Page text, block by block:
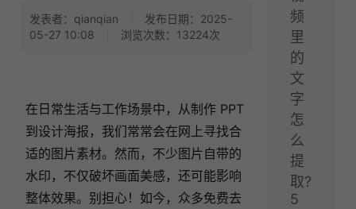
发表者：qianqian
发布日期：2025-
05-27 10:08
浏览次数：13224次
在日常生活与工作场景中，从制作 PPT
到设计海报，我们常常会在网上寻找合
适的图片素材。然而，不少图片自带的
水印，不仅破坏画面美感，还可能影响
整体效果。别担心！如今，众多免费去
频
里
的
文
字
怎
么
提
取?
5